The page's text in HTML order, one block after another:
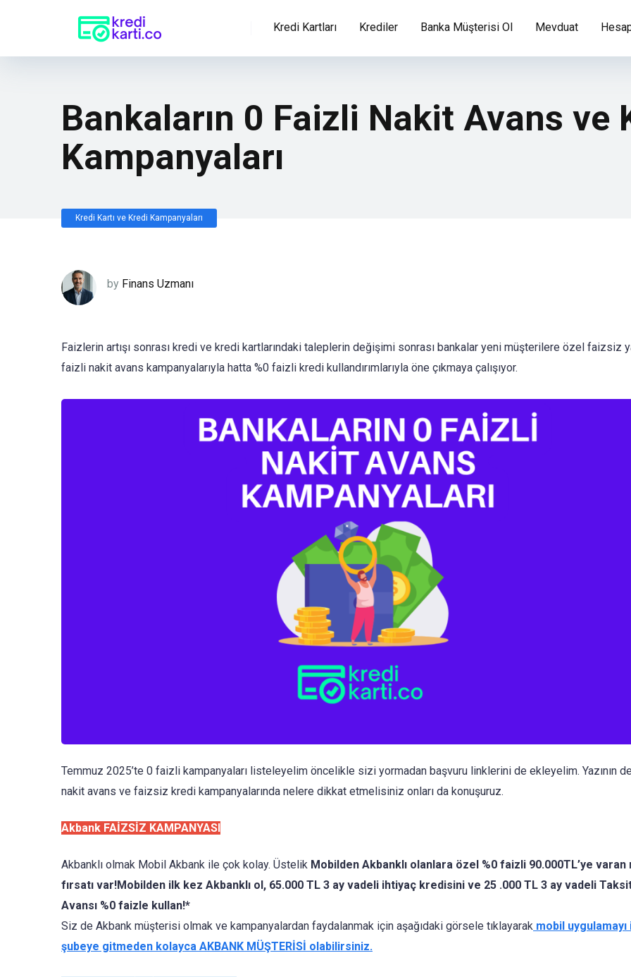
Kredi Kartları Krediler Banka Müşterisi Ol Mevduat
Bankaların 0 Faizli Nakit Avans ve
Kampanyaları
Kredi Kartı ve Kredi Kampanyaları
by Finans Uzmanı
Faizlerin artışı sonrası kredi ve kredi kartlarındaki taleplerin değişimi sonrası bankalar yeni müşterilere özel faizsiz
faizli nakit avans kampanyalarıyla hatta %0 faizli kredi kullandırımlarıyla öne çıkmaya çalışıyor.
Temmuz 2025’te 0 faizli kampanyaları listeleyelim öncelikle sizi yormadan başvuru linklerini de ekleyelim. Yazının
nakit avans ve faizsiz kredi kampanyalarında nelere dikkat etmelisiniz onları da konuşuruz.
Akbank FAİZSİZ KAMPANYASI
Akbanklı olmak Mobil Akbank ile çok kolay. Üstelik Mobilden Akbanklı olanlara özel %0 faizli 90.000TL’ye varan
fırsatı var!Mobilden ilk kez Akbanklı ol, 65.000 TL 3 ay vadeli ihtiyaç kredisini ve 25 .000 TL 3 ay vadeli
Avansı %0 faizle kullan!*
Siz de Akbank müşterisi olmak ve kampanyalardan faydalanmak için aşağıdaki görsele tıklayarak mobil
şubeye gitmeden kolayca AKBANK MÜŞTERİSİ olabilirsiniz.